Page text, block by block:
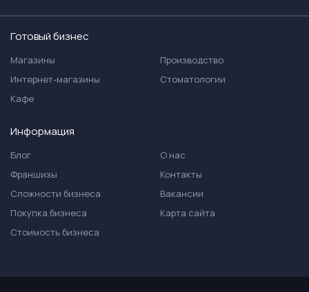
Готовый бизнес
Магазины
Интернет-магазины
Кафе
Производство
Стоматологии
Информация
Блог
Франшизы
Сложности бизнеса
Покупка бизнеса
Стоимость бизнеса
О нас
Контакты
Вакансии
Карта сайта